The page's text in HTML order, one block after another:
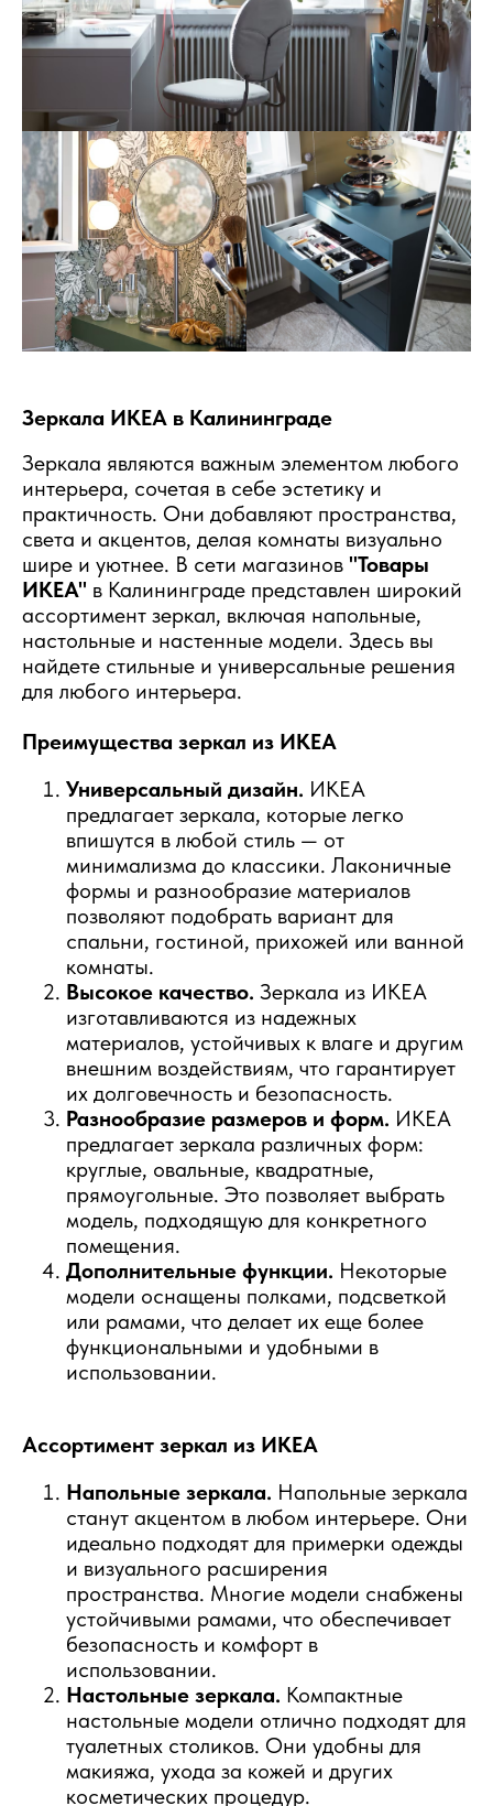
Зеркала ИКЕА в Калининграде
Зеркала являются важным элементом любого
интерьера, сочетая в себе эстетику и
практичность. Они добавляют пространства,
света и акцентов, делая комнаты визуально
шире и уютнее. В сети магазинов "Товары
ИКЕА" в Калининграде представлен широкий
ассортимент зеркал, включая напольные,
настольные и настенные модели. Здесь вы
найдете стильные и универсальные решения
для любого интерьера.
Преимущества зеркал из ИКЕА
Универсальный дизайн. ИКЕА
предлагает зеркала, которые легко
впишутся в любой стиль — от
минимализма до классики. Лаконичные
формы и разнообразие материалов
позволяют подобрать вариант для
спальни, гостиной, прихожей или ванной
комнаты.
Высокое качество. Зеркала из ИКЕА
изготавливаются из надежных
материалов, устойчивых к влаге и другим
внешним воздействиям, что гарантирует
их долговечность и безопасность.
Разнообразие размеров и форм. ИКЕА
предлагает зеркала различных форм:
круглые, овальные, квадратные,
прямоугольные. Это позволяет выбрать
модель, подходящую для конкретного
помещения.
Дополнительные функции. Некоторые
модели оснащены полками, подсветкой
или рамами, что делает их еще более
функциональными и удобными в
использовании.
Ассортимент зеркал из ИКЕА
Напольные зеркала. Напольные зеркала
станут акцентом в любом интерьере. Они
идеально подходят для примерки одежды
и визуального расширения
пространства. Многие модели снабжены
устойчивыми рамами, что обеспечивает
безопасность и комфорт в
использовании.
Настольные зеркала. Компактные
настольные модели отлично подходят для
туалетных столиков. Они удобны для
макияжа, ухода за кожей и других
косметических процедур.